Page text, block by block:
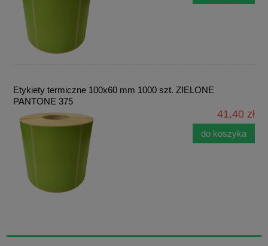
Etykiety termiczne 100x60 mm 1000 szt. ZIELONE
PANTONE 375
41,40 zł
do koszyka